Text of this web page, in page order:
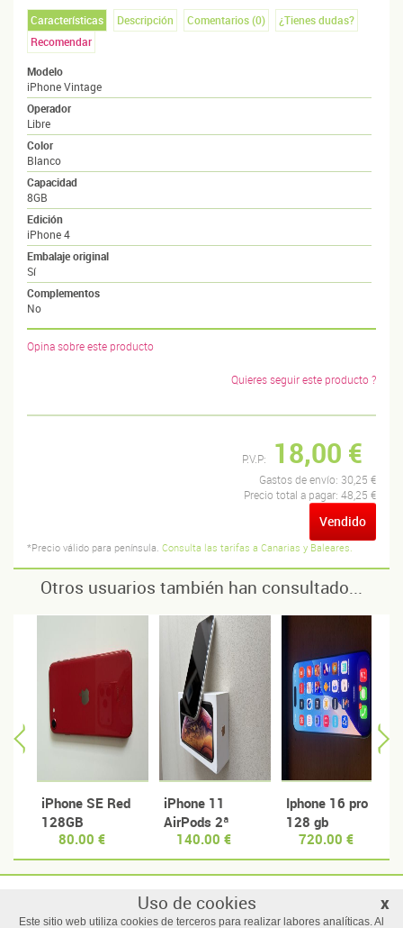
Características
Descripción Comentarios (0)
¿Tienes dudas?
Recomendar
Modelo
iPhone Vintage
Operador
Libre
Color
Blanco
Capacidad
8GB
Edición
iPhone 4
Embalaje original
Sí
Complementos
No
Opina sobre este producto
Quieres seguir este producto ?
P.V.P: 18,00 €
Gastos de envío: 30,25 €
Precio total a pagar: 48,25 €
Vendido
*Precio válido para península. Consulta las tarifas a Canarias y Baleares.
Otros usuarios también han consultado...
iPhone SE Red
128GB
80.00 €
iPhone 11
AirPods 2ª
Generacion SN
GRYD3G0WLX2Y
140.00 €
Iphone 16 pro
128 gb
720.00 €
© Manzanas usadas
Todos los derechos reservados |Términos y condiciones de uso
Uso de cookies x
Este sitio web utiliza cookies de terceros para realizar labores analíticas. Al